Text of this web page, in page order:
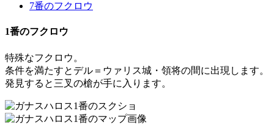
7番のフクロウ
1番のフクロウ
特殊なフクロウ。
条件を満たすとデル＝ウァリス城・領将の間に出現します。
発見すると 三叉の槍が手に入ります。